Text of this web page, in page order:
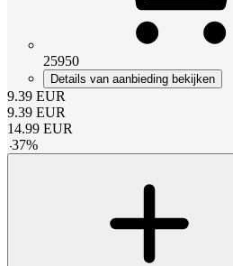
25950
Details van aanbieding bekijken
9.39 EUR
9.39 EUR
14.99 EUR
-37%